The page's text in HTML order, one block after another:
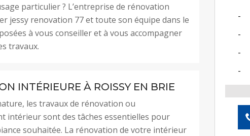
particulier ? L’entreprise de rénovation
jessy renovation 77 et toute son équipe dans le
à vous conseiller et à vous accompagner
travaux.
INTÉRIEURE À ROISSY EN BRIE
les travaux de rénovation ou
intérieur sont des tâches essentielles pour
souhaitée. La rénovation de votre intérieur